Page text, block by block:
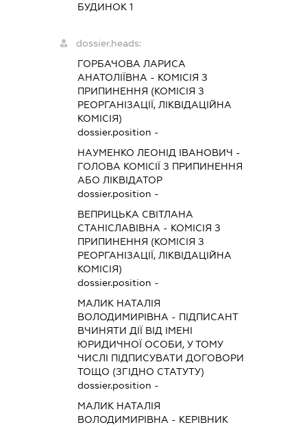
БУДИНОК 1
dossier.heads:
ГОРБАЧОВА ЛАРИСА
АНАТОЛІЇВНА - КОМІСІЯ З
ПРИПИНЕННЯ (КОМІСІЯ З
РЕОРГАНІЗАЦІЇ, ЛІКВІДАЦІЙНА
КОМІСІЯ)
dossier.position -
НАУМЕНКО ЛЕОНІД ІВАНОВИЧ -
ГОЛОВА КОМІСІЇ З ПРИПИНЕННЯ
АБО ЛІКВІДАТОР
dossier.position -
ВЕПРИЦЬКА СВІТЛАНА
СТАНІСЛАВІВНА - КОМІСІЯ З
ПРИПИНЕННЯ (КОМІСІЯ З
РЕОРГАНІЗАЦІЇ, ЛІКВІДАЦІЙНА
КОМІСІЯ)
dossier.position -
МАЛИК НАТАЛІЯ
ВОЛОДИМИРІВНА - ПІДПИСАНТ
ВЧИНЯТИ ДІЇ ВІД ІМЕНІ
ЮРИДИЧНОЇ ОСОБИ, У ТОМУ
ЧИСЛІ ПІДПИСУВАТИ ДОГОВОРИ
ТОЩО (ЗГІДНО СТАТУТУ)
dossier.position -
МАЛИК НАТАЛІЯ
ВОЛОДИМИРІВНА - КЕРІВНИК